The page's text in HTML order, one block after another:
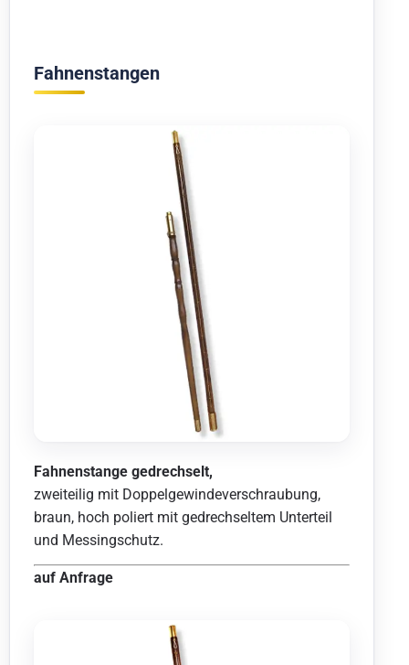
Fahnenstangen
Fahnenstange gedrechselt,
zweiteilig mit Doppelgewindeverschraubung,
braun, hoch poliert mit gedrechseltem Unterteil
und Messingschutz.
auf Anfrage